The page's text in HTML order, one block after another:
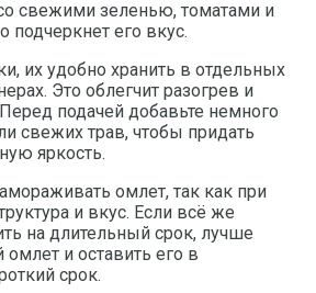
свежими зеленью, томатами и
подчеркнет его вкус.
их удобно хранить в отдельных
Это облегчит разогрев и
подачей добавьте немного
свежих трав, чтобы придать
яркость.
омлет, так как при
и вкус. Если всё же
на длительный срок, лучше
и оставить его в
срок.